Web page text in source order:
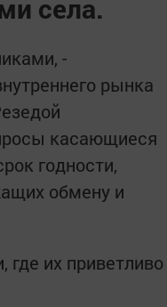
села.
-
рынка
касающиеся
годности,
обмену и
их приветливо